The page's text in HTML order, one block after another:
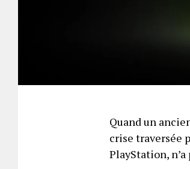
Quand un
crise traversée
PlayStation,